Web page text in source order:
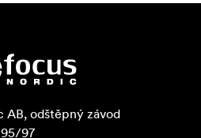
AB, odštěpný závod
97